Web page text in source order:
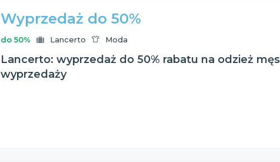
Wyprzedaż do 50%
do 50% Lancerto Moda
Lancerto: wyprzedaż do 50% rabatu na odzież
wyprzedaży